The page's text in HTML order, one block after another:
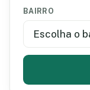
BAIRRO